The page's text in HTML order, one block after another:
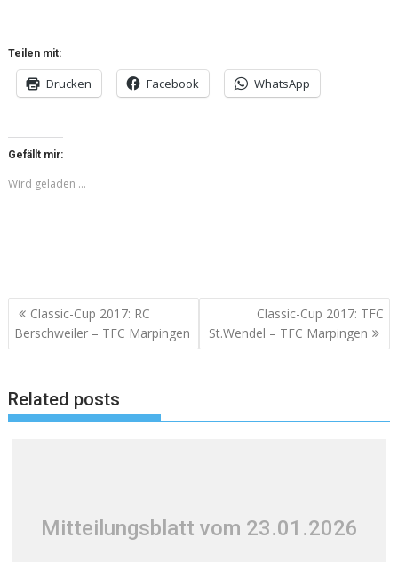
Teilen mit:
Drucken Facebook WhatsApp
Gefällt mir:
Wird geladen …
Beitragsnavigation
Classic-Cup 2017: RC
Berschweiler – TFC Marpingen
Classic-Cup 2017: TFC
St.Wendel – TFC Marpingen
Related posts
Mitteilungsblatt vom 23.01.2026